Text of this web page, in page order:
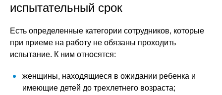
испытательный срок
Есть определенные категории сотрудников, которые
при приеме на работу не обязаны проходить
испытание. К ним относятся:
женщины, находящиеся в ожидании ребенка и
имеющие детей до трехлетнего возраста;